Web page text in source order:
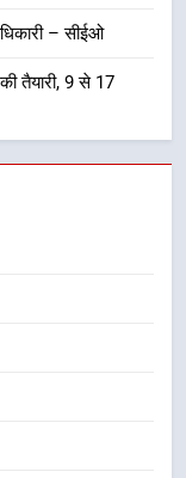
सितंबर से सजेगा
स्तर तक होगा
– सीईओ
तैयारी, 9 से 17